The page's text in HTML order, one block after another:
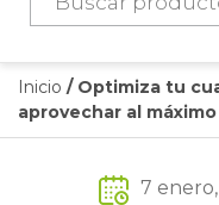
productos
Inicio / Optimiza tu
aprovechar al
7